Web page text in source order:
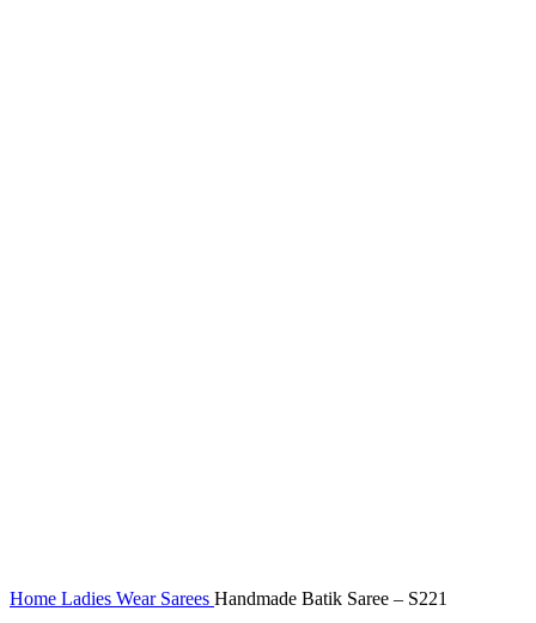
Home Ladies Wear Sarees Handmade Batik Saree – S221